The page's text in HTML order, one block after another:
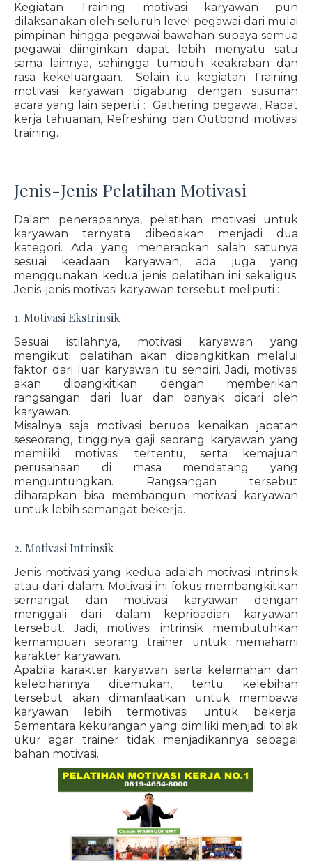
Kegiatan Training motivasi karyawan pun
dilaksanakan oleh seluruh level pegawai dari mulai
pimpinan hingga pegawai bawahan supaya semua
pegawai diinginkan dapat lebih menyatu satu
sama lainnya, sehingga tumbuh keakraban dan
rasa kekeluargaan. Selain itu kegiatan Training
motivasi karyawan digabung dengan susunan
acara yang lain seperti : Gathering pegawai, Rapat
kerja tahuanan, Refreshing dan Outbond motivasi
training.
Jenis-Jenis Pelatihan Motivasi
Dalam penerapannya, pelatihan motivasi untuk
karyawan ternyata dibedakan menjadi dua
kategori. Ada yang menerapkan salah satunya
sesuai keadaan karyawan, ada juga yang
menggunakan kedua jenis pelatihan ini sekaligus.
Jenis-jenis motivasi karyawan tersebut meliputi :
1. Motivasi Ekstrinsik
Sesuai istilahnya, motivasi karyawan yang
mengikuti pelatihan akan dibangkitkan melalui
faktor dari luar karyawan itu sendiri. Jadi, motivasi
akan dibangkitkan dengan memberikan
rangsangan dari luar dan banyak dicari oleh
karyawan.
Misalnya saja motivasi berupa kenaikan jabatan
seseorang, tingginya gaji seorang karyawan yang
memiliki motivasi tertentu, serta kemajuan
perusahaan di masa mendatang yang
menguntungkan. Rangsangan tersebut
diharapkan bisa membangun motivasi karyawan
untuk lebih semangat bekerja.
2. Motivasi Intrinsik
Jenis motivasi yang kedua adalah motivasi intrinsik
atau dari dalam. Motivasi ini fokus membangkitkan
semangat dan motivasi karyawan dengan
menggali dari dalam kepribadian karyawan
tersebut. Jadi, motivasi intrinsik membutuhkan
kemampuan seorang trainer untuk memahami
karakter karyawan.
Apabila karakter karyawan serta kelemahan dan
kelebihannya ditemukan, tentu kelebihan
tersebut akan dimanfaatkan untuk membawa
karyawan lebih termotivasi untuk bekerja.
Sementara kekurangan yang dimiliki menjadi tolak
ukur agar trainer tidak menjadikannya sebagai
bahan motivasi.